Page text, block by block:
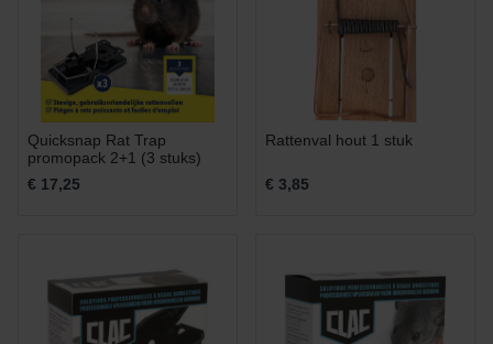
Quicksnap Rat Trap
promopack 2+1 (3 stuks)
€ 17,25
Rattenval hout 1 stuk
€ 3,85